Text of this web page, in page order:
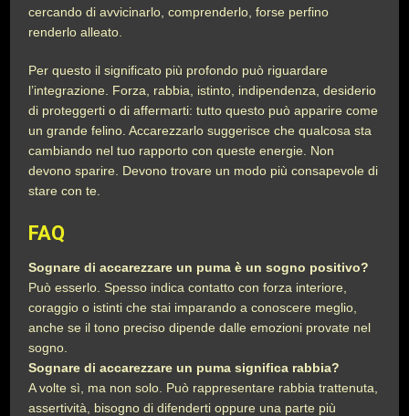
cercando di avvicinarlo, comprenderlo, forse perfino
renderlo alleato.
Per questo il significato più profondo può riguardare
l’integrazione. Forza, rabbia, istinto, indipendenza, desiderio
di proteggerti o di affermarti: tutto questo può apparire come
un grande felino. Accarezzarlo suggerisce che qualcosa sta
cambiando nel tuo rapporto con queste energie. Non
devono sparire. Devono trovare un modo più consapevole di
stare con te.
FAQ
Sognare di accarezzare un puma è un sogno positivo?
Può esserlo. Spesso indica contatto con forza interiore,
coraggio o istinti che stai imparando a conoscere meglio,
anche se il tono preciso dipende dalle emozioni provate nel
sogno.
Sognare di accarezzare un puma significa rabbia?
A volte sì, ma non solo. Può rappresentare rabbia trattenuta,
assertività, bisogno di difenderti oppure una parte più